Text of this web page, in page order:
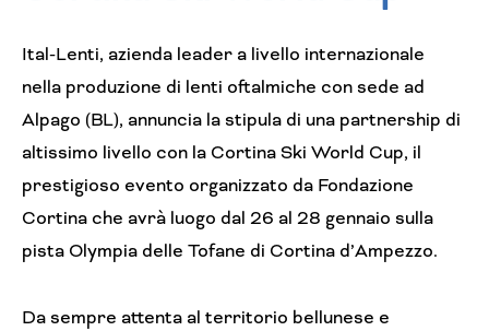
Ital-Lenti, azienda leader a livello internazionale
nella produzione di lenti oftalmiche con sede ad
Alpago (BL), annuncia la stipula di una partnership di
altissimo livello con la Cortina Ski World Cup, il
prestigioso evento organizzato da Fondazione
Cortina che avrà luogo dal 26 al 28 gennaio sulla
pista Olympia delle Tofane di Cortina d’Ampezzo.
Da sempre attenta al territorio bellunese e